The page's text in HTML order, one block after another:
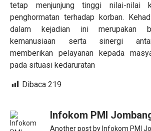
tetap menjunjung tinggi nilai-nilai
penghormatan terhadap korban.
dalam kejadian ini merupakan
kemanusiaan serta sinergi
memberikan pelayanan kepada
pada situasi kedaruratan
Dibaca 219
Infokom PMI
Another post by Infokom PMI